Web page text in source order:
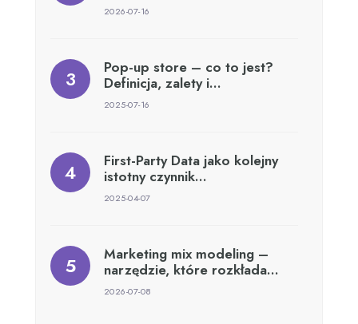
2026-07-16
Pop-up store – co to jest?
Definicja, zalety i…
2025-07-16
First-Party Data jako kolejny
istotny czynnik…
2025-04-07
Marketing mix modeling –
narzędzie, które rozkłada…
2026-07-08